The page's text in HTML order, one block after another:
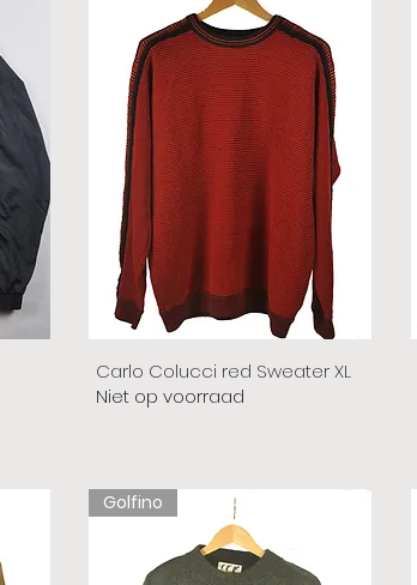
Carlo Colucci red Sweater XL
Niet op voorraad
Golfino